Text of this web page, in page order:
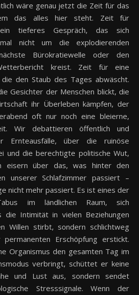
wäre genau jetzt die Zeit für das
das alles hier steht. Zeit für
tieferes Gespräch, das sich
nicht um die explodierenden
Bürokratiewelle oder den
kreist. Zeit für eine
den Staub des Tages abwäscht.
Gesichter der Menschen blickt, die
ihr Überleben kämpfen, der
oft nur noch eine bleierne,
Wir debattieren öffentlich und
Ernteausfälle, über die ruinöse
und die berechtigte politische Wut,
eisern über das, was hinter den
unserer Schlafzimmer passiert –
nicht mehr passiert. Es ist eines der
im ländlichen Raum, sich
die Intimität in vielen Beziehungen
Willen stirbt, sondern schlichtweg
Erschöpfung erstickt.
Organismus den gesamten Tag im
verbringt, schüttet er keine
und Lust aus, sondern sendet
Stresssignale. Wenn der